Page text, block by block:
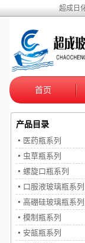
超成日
首页
产品目录
医药瓶系列
虫草瓶系列
螺旋口瓶系列
口服液玻璃瓶系列
高硼硅玻璃瓶系列
模制瓶系列
安瓿瓶系列